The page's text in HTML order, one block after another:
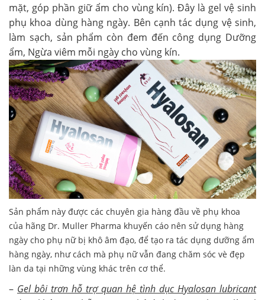
mặt, góp phần giữ ẩm cho vùng kín). Đây là gel vệ sinh
phụ khoa dùng hàng ngày. Bên cạnh tác dụng vệ sinh,
làm sạch, sản phẩm còn đem đến công dụng Dưỡng
ẩm, Ngừa viêm mỗi ngày cho vùng kín.
Sản phẩm này được các chuyên gia hàng đầu về phụ khoa
của hãng Dr. Muller Pharma khuyến cáo nên sử dụng hàng
ngày cho phụ nữ bị khô âm đạo, để tạo ra tác dụng dưỡng ẩm
hàng ngày, như cách mà phụ nữ vẫn đang chăm sóc vè đẹp
làn da tại những vùng khác trên cơ thể.
– Gel bôi trơn hỗ trợ quan hệ tình dục Hyalosan lubricant